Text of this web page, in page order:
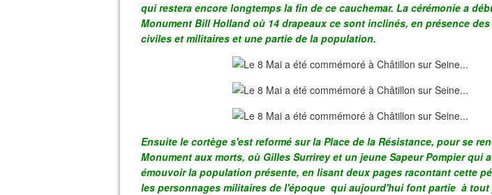
qui restera encore longtemps la fin de ce cauchemar. La cérémonie a
Monument Bill Holland où 14 drapeaux ce sont inclinés, en présence
civiles et militaires et une partie de la population.
Ensuite le cortège s'est reformé sur la Place de la Résistance, pour se
Monument aux morts, où Gilles Surrirey et un jeune Sapeur Pompier qui
émouvoir la population présente, en lisant deux pages racontant cette
les personnages militaires de l'époque qui aujourd'hui font partie à